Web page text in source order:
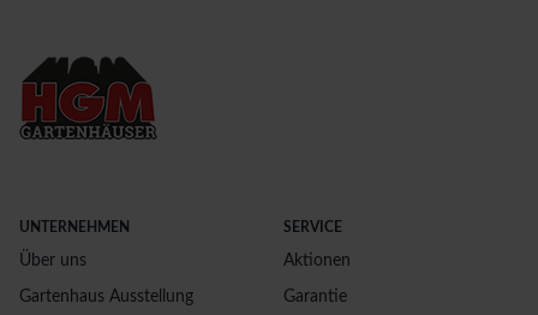
UNTERNEHMEN
Über uns
Gartenhaus Ausstellung
SERVICE
Aktionen
Garantie